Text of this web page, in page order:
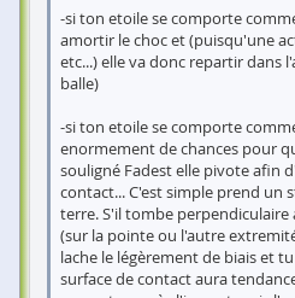
-si ton etoile se comporte
amortir le choc et (puisqu'une
etc...) elle va donc repartir dans
balle)
-si ton etoile se comporte
enormement de chances pour
souligné Fadest elle pivote afin
contact... C'est simple prend un
terre. S'il tombe
(sur la pointe ou l'autre
lache le légèrement de biais et
surface de contact aura